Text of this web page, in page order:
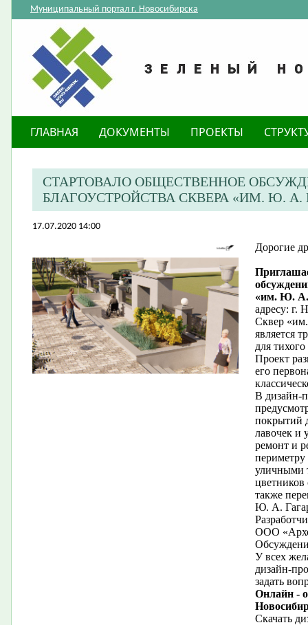
Муниципальный портал г. Новосибирска
ГЛАВНАЯ ДОКУМЕНТЫ ПРОЕКТЫ
СТАРТОВАЛО ОБЩЕСТВЕННОЕ
БЛАГОУСТРОЙСТВА СКВЕРА «ИМ. Ю. А.
17.07.2020 14:00
Дорогие
«им. Ю. А.
адресу: г.
Сквер
является
для
Проект
его
В дизайн-
покрытий
лавочек и
ремонт и
периметру
уличными
цветников
также
Ю. А.
ООО
У всех
дизайн-
задать
Онлайн -
Скачать